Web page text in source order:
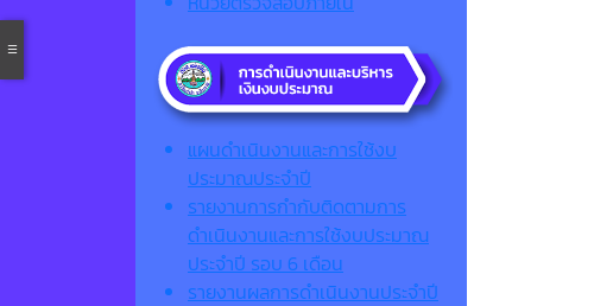
แผนดำเนินงานและการใช้งบ
ประมาณประจำปี
รายงานการกำกับติดตามการ
ดำเนินงานและการใช้งบประมาณ
ประจำปี รอบ 6 เดือน
รายงานผลการดำเนินงานประจำปี